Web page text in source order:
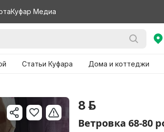
Куфар Медиа
Статьи Куфара Дома и коттеджи
8 р.
Ветровка 68-80